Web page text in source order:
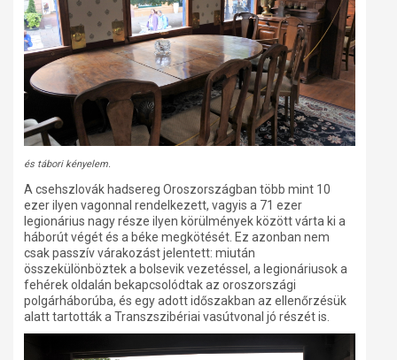
és tábori kényelem.
A csehszlovák hadsereg Oroszországban több mint 10
ezer ilyen vagonnal rendelkezett, vagyis a 71 ezer
legionárius nagy része ilyen körülmények között várta ki a
háborút végét és a béke megkötését. Ez azonban nem
csak passzív várakozást jelentett: miután
összekülönböztek a bolsevik vezetéssel, a legionáriusok a
fehérek oldalán bekapcsolódtak az oroszországi
polgárháborúba, és egy adott időszakban az ellenőrzésük
alatt tartották a Transzszibériai vasútvonal jó részét is.